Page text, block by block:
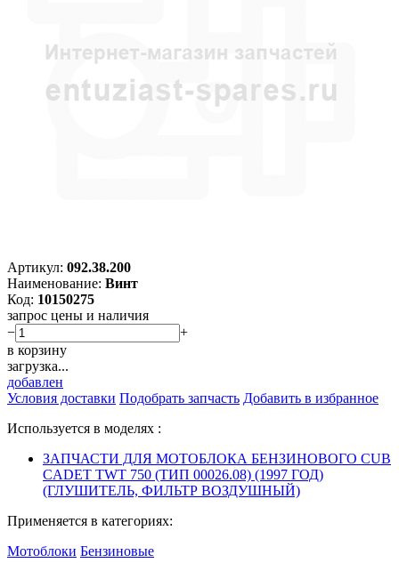
Артикул: 092.38.200
Наименование: Винт
Код: 10150275
запрос цены и наличия
−
+
в корзину
загрузка...
добавлен
Условия доставки Подобрать запчасть Добавить в избранное
Используется в моделях :
ЗАПЧАСТИ ДЛЯ МОТОБЛОКА БЕНЗИНОВОГО CUB
CADET TWT 750 (ТИП 00026.08) (1997 ГОД)
(ГЛУШИТЕЛЬ, ФИЛЬТР ВОЗДУШНЫЙ)
Применяется в категориях:
Мотоблоки Бензиновые